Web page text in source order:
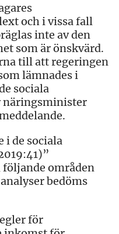
och i vissa fall
inte av den
som är önskvärd.
till att regeringen
lämnades i
sociala
näringsminister
i de sociala
områden
bedöms
för